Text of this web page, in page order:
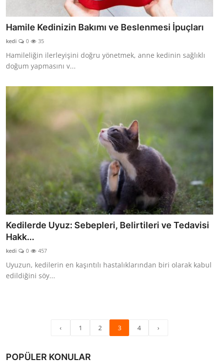
Hamile Kedinizin Bakımı ve Beslenmesi İpuçları
kedi 0 35
Hamileliğin ilerleyişini doğru yönetmek, anne kedinin sağlıklı
doğum yapmasını v...
Kedilerde Uyuz: Sebepleri, Belirtileri ve Tedavisi
Hakk...
kedi 0 457
Uyuzun, kedilerin en kaşıntılı hastalıklarından biri olarak kabul
edildiğini söy...
‹ 1 2 3 4 ›
POPÜLER KONULAR